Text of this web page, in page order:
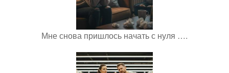
Мне снова пришлось начать с нуля ….